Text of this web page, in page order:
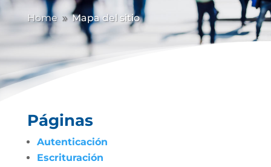
Home 9 Mapa del sitio
Páginas
Autenticación
Escrituración